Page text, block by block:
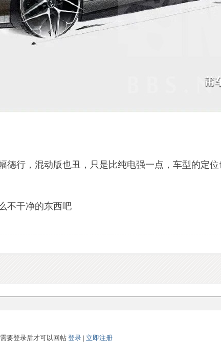
德行，混动版也丑，只是比纯电强一点，车型的定
不干净的东西吧
要登录后才可以回帖 登录 | 立即注册